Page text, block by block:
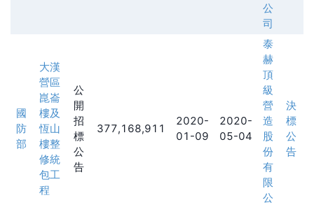
公
司
國
防
部
大漢
營區
崑崙
樓及
恆山
樓整
修統
包工
程
公
開
招
標
公
告
377,168,911
2020-
01-09
2020-
05-04
泰
赫
頂
級
營
造
股
份
有
限
公
決
標
公
告